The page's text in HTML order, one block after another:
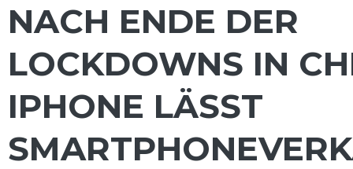
NACH ENDE DER
LOCKDOWNS IN
IPHONE LÄSST